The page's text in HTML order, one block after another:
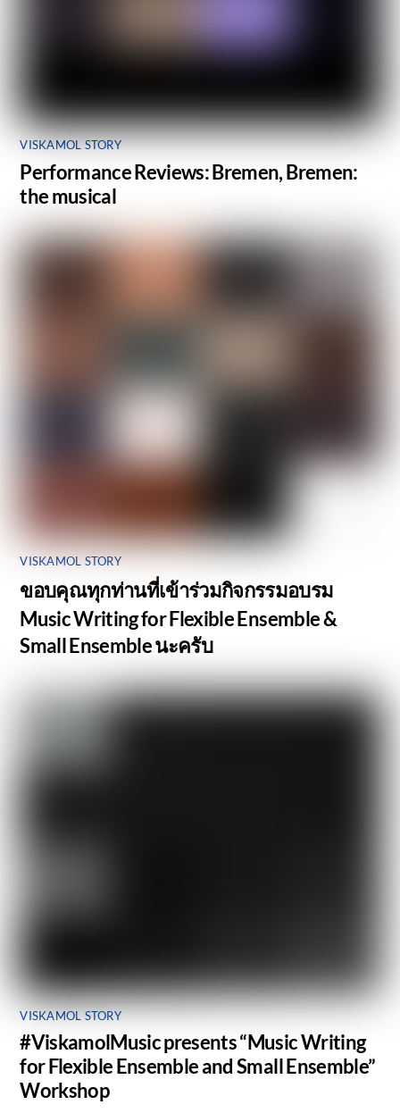
VISKAMOL STORY
Performance Reviews: Bremen, Bremen:
the musical
VISKAMOL STORY
ขอบคุณทุกท่านที่เข้าร่วมกิจกรรมอบรม
Music Writing for Flexible Ensemble &
Small Ensemble นะครับ
VISKAMOL STORY
#ViskamolMusic presents “Music Writing
for Flexible Ensemble and Small Ensemble”
Workshop